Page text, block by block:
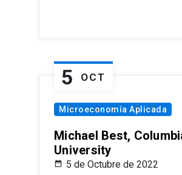
5 OCT
Microeconomía Aplicada
Michael Best,
University
5 de Octubre de 2022